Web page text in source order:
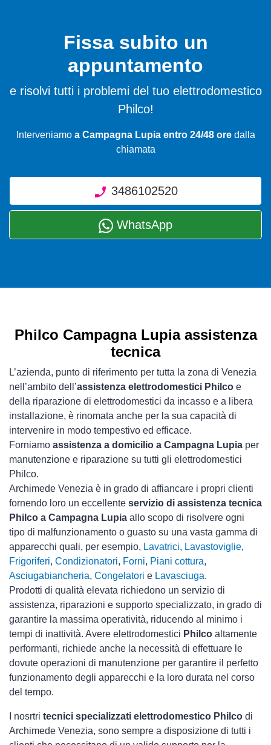
Fissa subito un
appuntamento
e risolvi tutti i problemi del tuo elettrodomestico
Philco!
Interveniamo a Campagna Lupia entro 24/48 oredalla
chiamata
3486102520
WhatsApp
Philco Campagna Lupia assistenza
tecnica
L’azienda, punto di riferimento per tutta la zona di Venezia
nell’ambito dell’assistenza elettrodomestici Philco e
della riparazione di elettrodomestici da incasso e a libera
installazione, è rinomata anche per la sua capacità di
intervenire in modo tempestivo ed efficace.
Forniamo assistenza a domicilio a Campagna Lupia per
manutenzione e riparazione su tutti gli elettrodomestici
Philco.
Archimede Venezia è in grado di affiancare i propri clienti
fornendo loro un eccellente servizio di assistenza tecnica
Philco a Campagna Lupia allo scopo di risolvere ogni
tipo di malfunzionamento o guasto su una vasta gamma di
apparecchi quali, per esempio, Lavatrici, Lavastoviglie,
Frigoriferi, Condizionatori, Forni, Piani cottura,
Asciugabiancheria, Congelatori e Lavasciuga.
Prodotti di qualità elevata richiedono un servizio di
assistenza, riparazioni e supporto specializzato, in grado di
garantire la massima operatività, riducendo al minimo i
tempi di inattività. Avere elettrodomestici Philco altamente
performanti, richiede anche la necessità di effettuare le
dovute operazioni di manutenzione per garantire il perfetto
funzionamento degli apparecchi e la loro durata nel corso
del tempo.
I nosrtri tecnici specializzati elettrodomestico Philco di
Archimede Venezia, sono sempre a disposizione di tutti i